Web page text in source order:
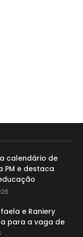
calendário de
PM e destaca
e Raniery
para a vaga de